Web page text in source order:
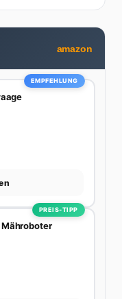
Tipps basieren
wurde schonamazon
EMPFEHLUNG
PREIS-TIPP